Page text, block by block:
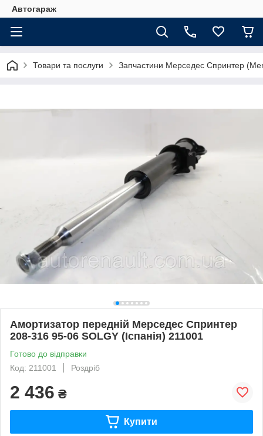
Автогараж
Товари та послуги Запчастини Мерседес Спринтер
Амортизатор передній Мерседес Спринтер
208-316 95-06 SOLGY (Іспанія) 211001
Готово до відправки
Код: 211001
Роздріб
2 436 ₴
Купити